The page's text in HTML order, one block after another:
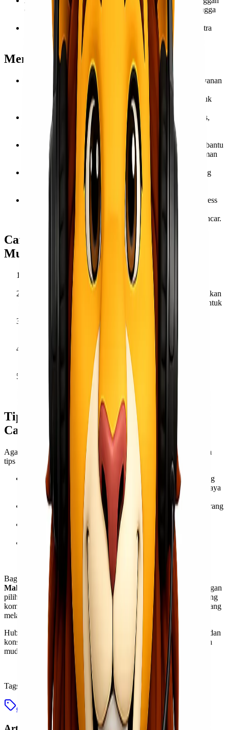
dalam setiap tahap pengiriman, mulai dari konsultasi hingga
tracking barang.
Asuransi Pengiriman
– Memberikan perlindungan ekstra
bagi barang yang dikirim.
Mengapa Memilih Lionel Express?
Pengalaman dan Reputasi
– Berpengalaman dalam layanan
express dan logistik laut, Lionel Express adalah pilihan
terpercaya untuk pengiriman ke berbagai daerah, termasuk
Makassar.
Jangkauan Luas
– Dengan jaringan distribusi yang luas,
Lionel Express mampu mengirim barang dari Jakarta ke
Makassar dengan berbagai opsi layanan.
Layanan Pelanggan Profesional– Tim kami siap membantu
dan memberikan solusi terbaik sesuai kebutuhan pengiriman
Teknologi Pelacakan Canggih
– Dengan sistem tracking
online real-time, pelanggan dapat memantau posisi kargo
mereka kapan saja dan di mana saja.
Kemudahan dalam Proses Administrasi
– Lionel Express
membantu pelanggan dengan dokumen dan regulasi
pengiriman, sehingga proses menjadi lebih mudah dan lancar.
Cara Menggunakan Layanan Cargo
Murah via Laut Jakarta Makassar
Hubungi Lionel Express
– Konsultasikan kebutuhan
pengiriman kamu dengan tim profesional kami.
Pilih Jenis Layanan
– Tentukan apakah ingin menggunakan
cargo laut untuk penghematan biaya atau express udara untuk
Siapkan Barang Kiriman
– Pastikan barang dikemas
dengan aman untuk menghindari kerusakan selama
Pilih Opsi Pengiriman – Lionel Express menyediakan
berbagai opsi pengiriman, mulai dari door-to-door hingga
Lacak Pengiriman
– Dengan sistem tracking dari Lionel
Express, kamu bisa memantau perjalanan kargo hingga
Tips Menghemat Biaya Pengiriman
Cargo Laut
Agar pengiriman cargo lebih hemat dan efisien, berikut beberapa
tips yang bisa kamu terapkan:
Gunakan Kemasan yang Tepat
– Pastikan kemasan yang
digunakan aman namun tetap ringan untuk mengurangi biaya
tambahan.
Kirim Barang dalam Jumlah Besar
– Biaya per unit barang
akan lebih murah jika dikirim dalam jumlah besar.
Perhatikan Waktu Pengiriman
– Hindari periode peak
season untuk mendapatkan tarif yang lebih rendah.
Gunakan Asuransi – Melindungi barang dari risiko
kerusakan atau kehilangan akan menghemat biaya dalam
jangka panjang.
Bagi kamu yang mencari
cargo murah via laut Jakarta
Makassar
, Lionel Express adalah mitra logistik yang tepat. Dengan
pilihan layanan yang fleksibel, keamanan terjamin, dan harga yang
kompetitif, Lionel Express siap membantu bisnis kamu berkembang
melalui solusi pengiriman yang efisien.
Hubungi kami sekarang untuk mendapatkan penawaran terbaik dan
konsultasi gratis! Dengan Lionel Express, kirim barang jadi lebih
mudah, cepat, dan terjangkau.
Tags
cargo murah jakarta makassar